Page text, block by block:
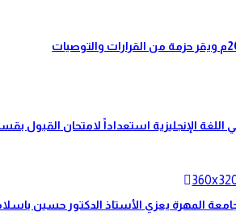
اللغة الإنجليزية استعداداً لامتحان القبول
المهرة يعزي الأستاذ الدكتور حسين